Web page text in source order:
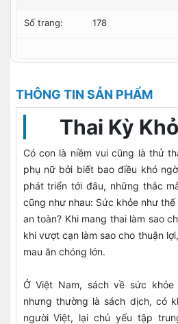
Số trang: 178
THÔNG TIN SẢN PHẨM
Thai Kỳ
Có con là niềm vui cũng là thử
phụ nữ bởi biết bao điều khó
phát triển tới đâu, những thắc
cũng như nhau: Sức khỏe như
an toàn? Khi mang thai làm sao
khi vượt cạn làm sao cho thuận
mau ăn chóng lớn.
Ở Việt Nam, sách về sức
nhưng thường là sách dịch, có
người Việt, lại chủ yếu tập